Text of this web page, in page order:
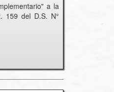
a la
159 del D.S. N°